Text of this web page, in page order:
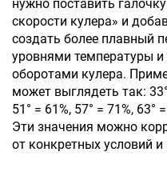
нужно поставить
скорости кулера» и
создать более плавный
уровнями температуры
оборотами кулера.
может выглядеть так:
51° = 61%, 57° = 71%, 63°
Эти значения можно
от конкретных условий